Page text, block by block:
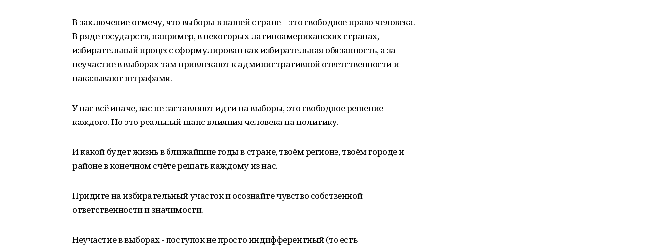
В заключение отмечу, что выборы в нашей стране – это свободное право человека.
В ряде государств, например, в некоторых латиноамериканских странах,
избирательный процесс сформулирован как избирательная обязанность, а за
неучастие в выборах там привлекают к административной ответственности и
наказывают штрафами.
У нас всё иначе, вас не заставляют идти на выборы, это свободное решение
каждого. Но это реальный шанс влияния человека на политику.
И какой будет жизнь в ближайшие годы в стране, твоём регионе, твоём городе и
районе в конечном счёте решать каждому из нас.
Придите на избирательный участок и осознайте чувство собственной
ответственности и значимости.
Неучастие в выборах - поступок не просто индифферентный (то есть